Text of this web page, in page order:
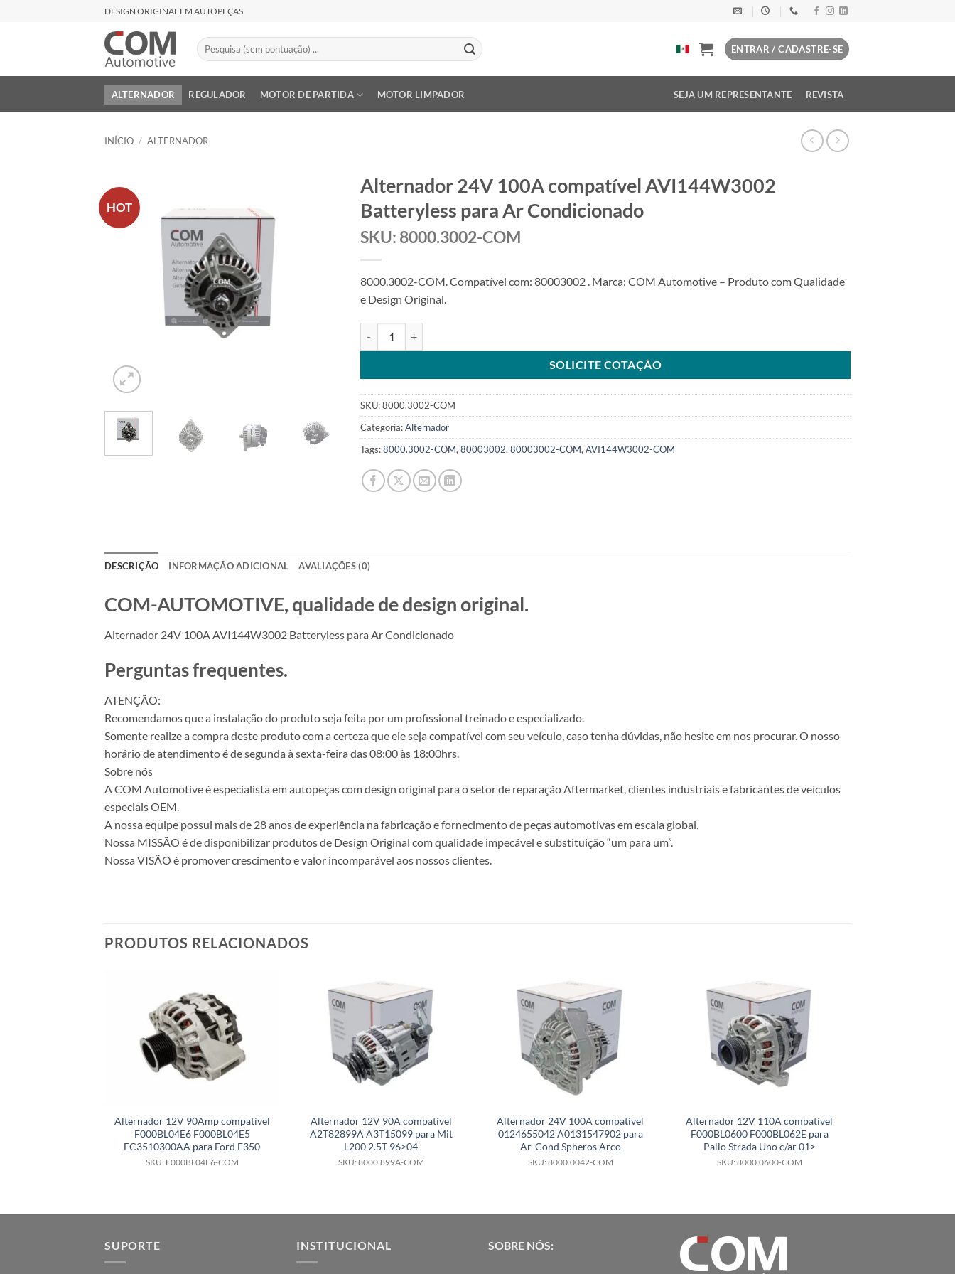
DESIGN ORIGINAL EM AUTOPEÇAS
Pesquisar
por:
ENTRAR / CADASTRE-SE
ALTERNADOR REGULADOR MOTOR DE PARTIDA MOTOR LIMPADOR SEJA UM REPRESENTANTE REVISTA
INÍCIO / ALTERNADOR
HOT
Alternador 24V 100A compatível AVI144W3002
Batteryless para Ar Condicionado
SKU: 8000.3002-COM
8000.3002-COM. Compatível com: 80003002 . Marca: COM Automotive – Produto com Qualidade
e Design Original.
SOLICITE COTAÇÃO
SKU:8000.3002-COM
Categoria:Alternador
Tags:8000.3002-COM, 80003002, 80003002-COM, AVI144W3002-COM
DESCRIÇÃO INFORMAÇÃO ADICIONAL AVALIAÇÕES (0)
COM-AUTOMOTIVE, qualidade de design original.
Alternador 24V 100A AVI144W3002 Batteryless para Ar Condicionado
Perguntas frequentes.
ATENÇÃO:
Recomendamos que a instalação do produto seja feita por um profissional treinado e especializado.
Somente realize a compra deste produto com a certeza que ele seja compatível com seu veículo, caso tenha dúvidas, não hesite em nos procurar. O nosso
horário de atendimento é de segunda à sexta-feira das 08:00 às 18:00hrs.
Sobre nós
A COM Automotive é especialista em autopeças com design original para o setor de reparação Aftermarket, clientes industriais e fabricantes de veículos
especiais OEM.
A nossa equipe possui mais de 28 anos de experiência na fabricação e fornecimento de peças automotivas em escala global.
Nossa MISSÃO é de disponibilizar produtos de Design Original com qualidade impecável e substituição “um para um”.
Nossa VISÃO é promover crescimento e valor incomparável aos nossos clientes.
PRODUTOS RELACIONADOS
Alternador 12V 90Amp compatível
F000BL04E6 F000BL04E5
EC3510300AA para Ford F350
SKU: F000BL04E6-COM
Alternador 12V 90A compatível
A2T82899A A3T15099 para Mit
L200 2.5T 96>04
SKU: 8000.899A-COM
Alternador 24V 100A compatível
0124655042 A0131547902 para
Ar-Cond Spheros Arco
SKU: 8000.0042-COM
Alternador 12V 110A compatível
F000BL0600 F000BL062E para
Palio Strada Uno c/ar 01>
SKU: 8000.0600-COM
SUPORTE INSTITUCIONAL SOBRE NÓS: